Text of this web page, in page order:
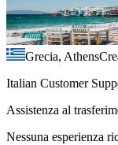
Grecia, Athens
Italian Customer
Assistenza al
Nessuna esperienza